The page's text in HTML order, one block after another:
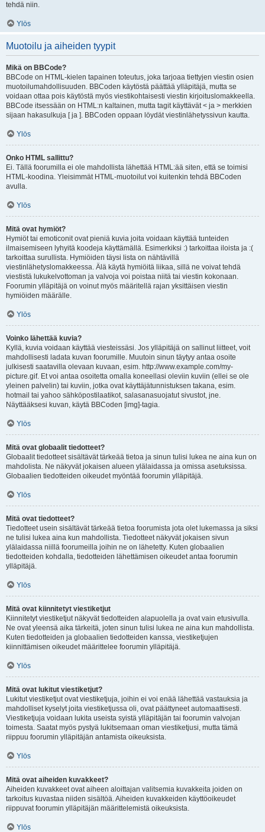
tehdä niin.
Ylös
Muotoilu ja aiheiden tyypit
Mikä on BBCode?
BBCode on HTML-kielen tapainen toteutus, joka tarjoaa tiettyjen viestin osien
muotoilumahdollisuuden. BBCoden käytöstä päättää ylläpitäjä, mutta se
voidaan ottaa pois käytöstä myös viestikohtaisesti viestin kirjoituslomakkeella.
BBCode itsessään on HTML:n kaltainen, mutta tagit käyttävät < ja > merkkien
sijaan hakasulkuja [ ja ]. BBCoden oppaan löydät viestinlähetyssivun kautta.
Ylös
Onko HTML sallittu?
Ei. Tällä foorumilla ei ole mahdollista lähettää HTML:ää siten, että se toimisi
HTML-koodina. Yleisimmät HTML-muotoilut voi kuitenkin tehdä BBCoden
avulla.
Ylös
Mitä ovat hymiöt?
Hymiöt tai emoticonit ovat pieniä kuvia joita voidaan käyttää tunteiden
ilmaisemiseen lyhyitä koodeja käyttämällä. Esimerkiksi :) tarkoittaa iloista ja :(
tarkoittaa surullista. Hymiöiden täysi lista on nähtävillä
viestinlähetyslomakkeessa. Älä käytä hymiöitä liikaa, sillä ne voivat tehdä
viestistä lukukelvottoman ja valvoja voi poistaa niitä tai viestin kokonaan.
Foorumin ylläpitäjä on voinut myös määritellä rajan yksittäisen viestin
hymiöiden määrälle.
Ylös
Voinko lähettää kuvia?
Kyllä, kuvia voidaan käyttää viesteissäsi. Jos ylläpitäjä on sallinut liitteet, voit
mahdollisesti ladata kuvan foorumille. Muutoin sinun täytyy antaa osoite
julkisesti saatavilla olevaan kuvaan, esim. http://www.example.com/my-
picture.gif. Et voi antaa osoitetta omalla koneellasi oleviin kuviin (ellei se ole
yleinen palvelin) tai kuviin, jotka ovat käyttäjätunnistuksen takana, esim.
hotmail tai yahoo sähköpostilaatikot, salasanasuojatut sivustot, jne.
Näyttääksesi kuvan, käytä BBCoden [img]-tagia.
Ylös
Mitä ovat globaalit tiedotteet?
Globaalit tiedotteet sisältävät tärkeää tietoa ja sinun tulisi lukea ne aina kun on
mahdolista. Ne näkyvät jokaisen alueen ylälaidassa ja omissa asetuksissa.
Globaalien tiedotteiden oikeudet myöntää foorumin ylläpitäjä.
Ylös
Mitä ovat tiedotteet?
Tiedotteet usein sisältävät tärkeää tietoa foorumista jota olet lukemassa ja siksi
ne tulisi lukea aina kun mahdollista. Tiedotteet näkyvät jokaisen sivun
ylälaidassa niillä foorumeilla joihin ne on lähetetty. Kuten globaalien
tiedotteiden kohdalla, tiedotteiden lähettämisen oikeudet antaa foorumin
ylläpitäjä.
Ylös
Mitä ovat kiinnitetyt viestiketjut
Kiinnitetyt viestiketjut näkyvät tiedotteiden alapuolella ja ovat vain etusivulla.
Ne ovat yleensä aika tärkeitä, joten sinun tulisi lukea ne aina kun mahdollista.
Kuten tiedotteiden ja globaalien tiedotteiden kanssa, viestiketjujen
kiinnittämisen oikeudet määrittelee foorumin ylläpitäjä.
Ylös
Mitä ovat lukitut viestiketjut?
Lukitut viestiketjut ovat viestiketjuja, joihin ei voi enää lähettää vastauksia ja
mahdolliset kyselyt joita viestiketjussa oli, ovat päättyneet automaattisesti.
Viestiketjuja voidaan lukita useista syistä ylläpitäjän tai foorumin valvojan
toimesta. Saatat myös pystyä lukitsemaan oman viestiketjusi, mutta tämä
riippuu foorumin ylläpitäjän antamista oikeuksista.
Ylös
Mitä ovat aiheiden kuvakkeet?
Aiheiden kuvakkeet ovat aiheen aloittajan valitsemia kuvakkeita joiden on
tarkoitus kuvastaa niiden sisältöä. Aiheiden kuvakkeiden käyttöoikeudet
riippuvat foorumin ylläpitäjän määrittelemistä oikeuksista.
Ylös